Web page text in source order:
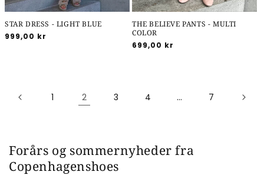
STAR DRESS - LIGHT BLUE
Normalpris
999,00 kr
THE BELIEVE PANTS - MULTI
COLOR
Normalpris
699,00 kr
1 2 3 4 … 7
Forårs og sommernyheder fra
Copenhagenshoes